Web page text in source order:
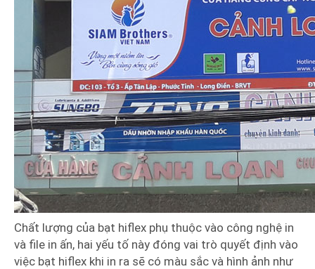
Chất lượng của bạt hiflex phụ thuộc vào công nghệ in
và file in ấn, hai yếu tố này đóng vai trò quyết định vào
việc bạt hiflex khi in ra sẽ có màu sắc và hình ảnh như